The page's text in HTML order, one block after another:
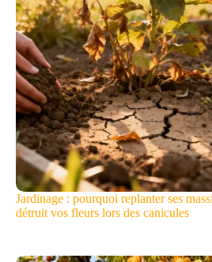
Jardinage : pourquoi replanter ses
détruit vos fleurs lors des canicules